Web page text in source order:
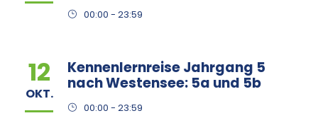
00:00 - 23:59
12
OKT.
Kennenlernreise Jahrgang 5
nach Westensee: 5a und 5b
00:00 - 23:59